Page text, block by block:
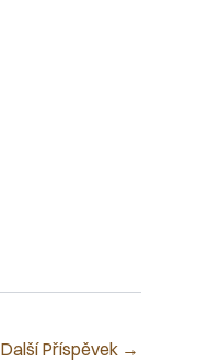
Další Příspěvek →